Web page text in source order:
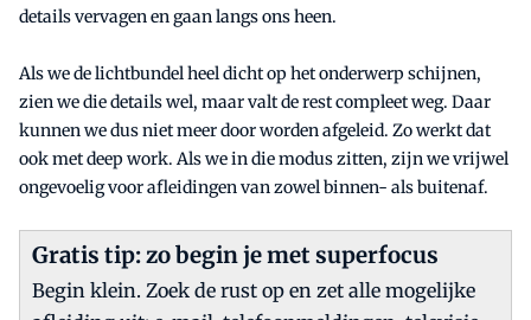
details vervagen en gaan langs ons heen.
Als we de lichtbundel heel dicht op het onderwerp schijnen,
zien we die details wel, maar valt de rest compleet weg. Daar
kunnen we dus niet meer door worden afgeleid. Zo werkt dat
ook met deep work. Als we in die modus zitten, zijn we vrijwel
ongevoelig voor afleidingen van zowel binnen- als buitenaf.
Gratis tip: zo begin je met superfocus
Begin klein. Zoek de rust op en zet alle mogelijke